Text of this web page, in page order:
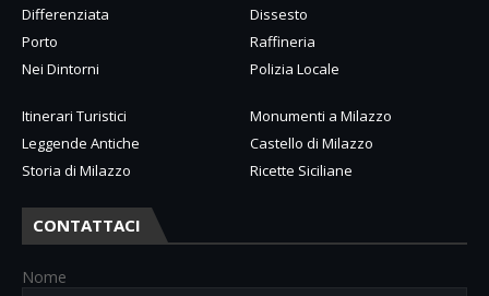
Differenziata
Dissesto
Porto
Raffineria
Nei Dintorni
Polizia Locale
Itinerari Turistici
Monumenti a Milazzo
Leggende Antiche
Castello di Milazzo
Storia di Milazzo
Ricette Siciliane
CONTATTACI
Nome